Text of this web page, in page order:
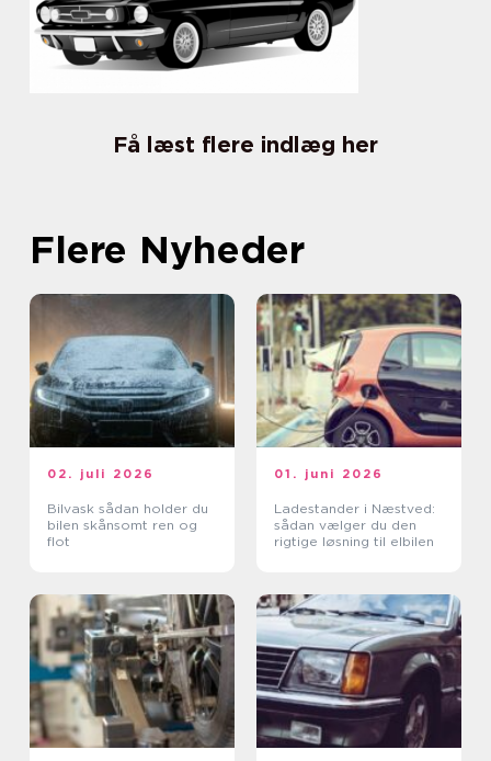
Få læst flere indlæg her
Flere Nyheder
02. juli 2026
Bilvask sådan holder du
bilen skånsomt ren og
flot
01. juni 2026
Ladestander i Næstved:
sådan vælger du den
rigtige løsning til elbilen